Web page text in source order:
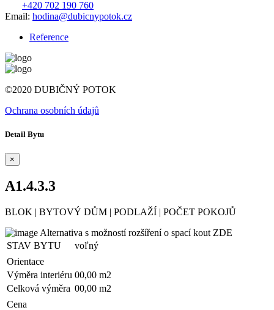
+420 702 190 760
Email: hodina@dubicnypotok.cz
Reference
©2020 DUBIČNÝ POTOK
Ochrana osobních údajů
Detail Bytu
×
A1.4.3.3
BLOK | BYTOVÝ DŮM | PODLAŽÍ | POČET POKOJŮ
Alternativa s možností rozšíření o spací kout ZDE
STAV BYTU
voľný
Orientace
Výměra interiéru 00,00 m2
Celková výměra 00,00 m2
Cena